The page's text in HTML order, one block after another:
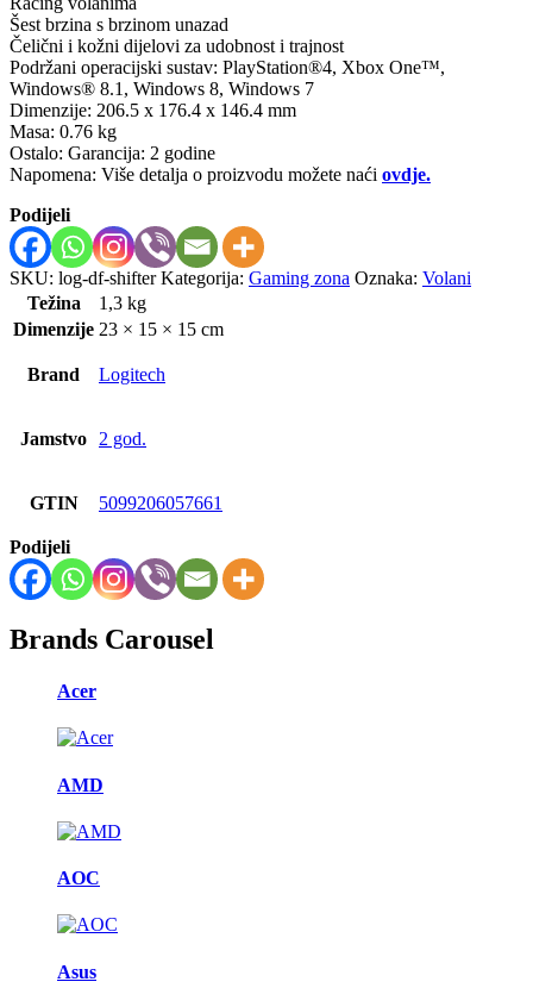
Šest brzina s brzinom unazad
Čelični i kožni dijelovi za udobnost i trajnost
Podržani operacijski sustav: PlayStation®4, Xbox One™,
Windows® 8.1, Windows 8, Windows 7
Dimenzije: 206.5 x 176.4 x 146.4 mm
Masa: 0.76 kg
Ostalo: Garancija: 2 godine
Napomena: Više detalja o proizvodu možete naći ovdje.
Podijeli
SKU: log-df-shifter Kategorija: Gaming zona Oznaka: Volani
Težina
1,3 kg
Dimenzije 23 × 15 × 15 cm
Brand Logitech
Jamstvo 2 god.
GTIN 5099206057661
Podijeli
Brands Carousel
Acer
AMD
AOC
Asus